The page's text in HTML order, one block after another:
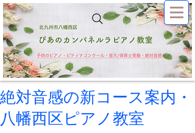
絶対音感の新コース案内・
八幡西区ピアノ教室